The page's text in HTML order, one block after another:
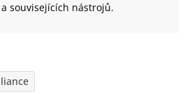
souvisejících nástrojů.